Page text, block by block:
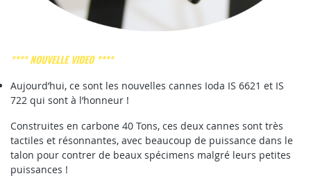
**** NOUVELLE VIDEO ****
Aujourd’hui, ce sont les nouvelles cannes Ioda IS 6621 et IS
722 qui sont à l’honneur !
Construites en carbone 40 Tons, ces deux cannes sont très
tactiles et résonnantes, avec beaucoup de puissance dans le
talon pour contrer de beaux spécimens malgré leurs petites
puissances !